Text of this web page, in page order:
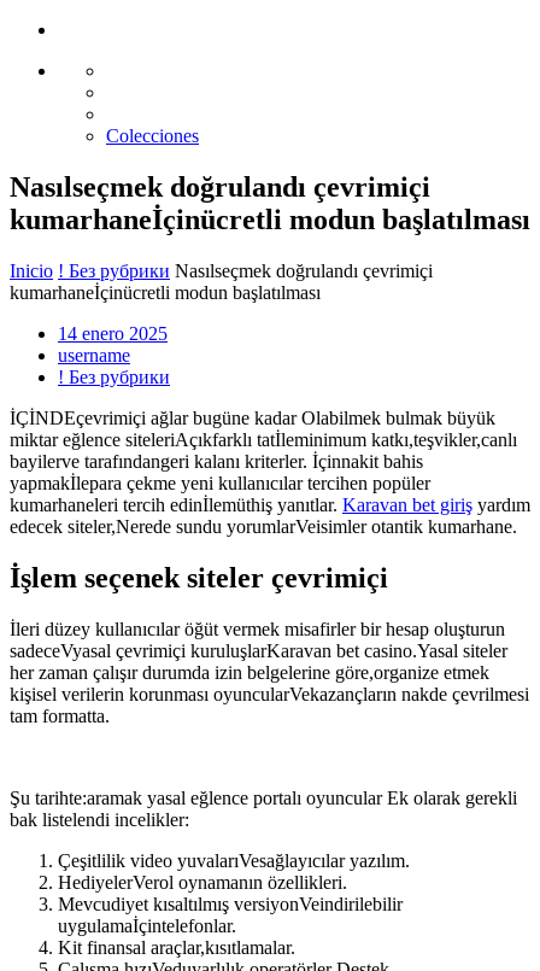
Colecciones
Nasılseçmek doğrulandı çevrimiçi
kumarhaneİçinücretli modun başlatılması
Inicio ! Без рубрики Nasılseçmek doğrulandı çevrimiçi
kumarhaneİçinücretli modun başlatılması
14 enero 2025
username
! Без рубрики
İÇİNDEçevrimiçi ağlar bugüne kadar Olabilmek bulmak büyük
miktar eğlence siteleriAçıkfarklı tatİleminimum katkı,teşvikler,canlı
bayilerve tarafındangeri kalanı kriterler. İçinnakit bahis
yapmakİlepara çekme yeni kullanıcılar tercihen popüler
kumarhaneleri tercih edinİlemüthiş yanıtlar. Karavan bet giriş yardım
edecek siteler,Nerede sundu yorumlarVeisimler otantik kumarhane.
İşlem seçenek siteler çevrimiçi
İleri düzey kullanıcılar öğüt vermek misafirler bir hesap oluşturun
sadeceVyasal çevrimiçi kuruluşlarKaravan bet casino.Yasal siteler
her zaman çalışır durumda izin belgelerine göre,organize etmek
kişisel verilerin korunması oyuncularVekazançların nakde çevrilmesi
tam formatta.
Şu tarihte:aramak yasal eğlence portalı oyuncular Ek olarak gerekli
bak listelendi incelikler:
Çeşitlilik video yuvalarıVesağlayıcılar yazılım.
HediyelerVerol oynamanın özellikleri.
Mevcudiyet kısaltılmış versiyonVeindirilebilir
uygulamaİçintelefonlar.
Kit finansal araçlar,kısıtlamalar.